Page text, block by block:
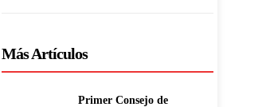
Más Artículos
Primer Consejo de